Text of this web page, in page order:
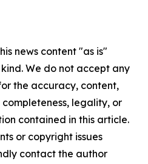
news content "as is"
We do not accept any
the accuracy, content,
completeness, legality, or
contained in this article.
or copyright issues
contact the author